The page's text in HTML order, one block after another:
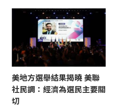
美地方選舉結果揭曉 美聯
社民調：經濟為選民主要關
切